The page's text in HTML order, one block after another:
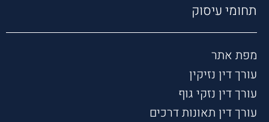
תחומי עיסוק
מפת אתר
עורך דין נזיקין
עורך דין נזקי גוף
עורך דין תאונות דרכים